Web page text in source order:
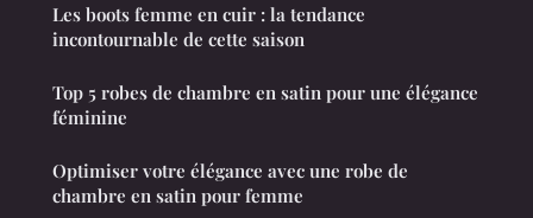
Les boots femme en cuir : la tendance
incontournable de cette saison
Top 5 robes de chambre en satin pour une élégance
féminine
Optimiser votre élégance avec une robe de
chambre en satin pour femme